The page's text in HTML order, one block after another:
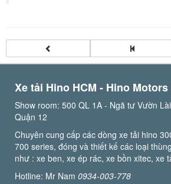
Xe tải Hino HCM - Hino
Show room: 500 QL 1A - Ngã tư Vườn
Quận 12
Chuyên cung cấp các dòng xe tải hino
700 series, đóng và thiết kế các loại
như : xe ben, xe ép rác, xe bồn xitec, xe
Hotline: Mr Nam 0934-003-778